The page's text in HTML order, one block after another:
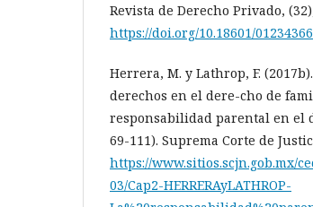
Revista de Derecho Privado,
https://doi.org/10.18601/
Herrera, M. y Lathrop, F.
derechos en el dere-cho de
responsabilidad parental en el
69-111). Suprema Corte de
https://www.sitios.scjn.gob.mx/
03/Cap2-HERRERAyLATHROP-